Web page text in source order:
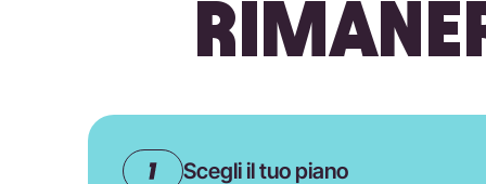
Scegli il tuo piano